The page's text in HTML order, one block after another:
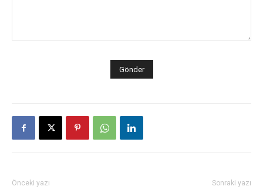
Önceki yazı Sonraki yazı